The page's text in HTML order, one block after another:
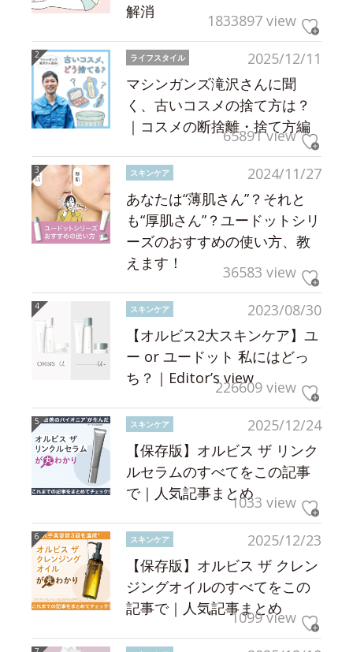
解消
1833897 view
2025/12/11
ライフスタイル
マシンガンズ滝沢さんに聞
く、古いコスメの捨て方は？
｜コスメの断捨離・捨て方編
65891 view
2024/11/27
スキンケア
あなたは“薄肌さん”？それと
も“厚肌さん”？ユードットシリ
ーズのおすすめの使い方、教
えます！
36583 view
2023/08/30
スキンケア
【オルビス2大スキンケア】ユ
ー or ユードット 私にはどっ
ち？｜Editor’s view226609 view
2025/12/24
スキンケア
【保存版】オルビス ザ リンク
ルセラムのすべてをこの記事
で｜人気記事まとめ1033 view
2025/12/23
スキンケア
【保存版】オルビス ザ クレン
ジングオイルのすべてをこの
記事で｜人気記事まとめ
1099 view